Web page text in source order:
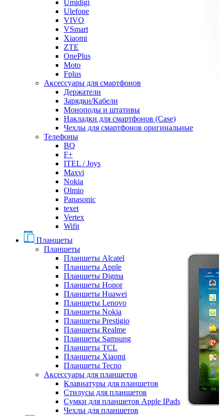
Umidigi
Ulefone
VIVO
VSmart
Xiaomi
ZTE
OnePlus
Moto
Fplus
Аксессуары для смартфонов
Держатели
Зарядки/Кабели
Моноподы и штативы
Накладки для смартфонов (Case)
Чехлы для смартфонов оригинальные
Телефоны
BQ
F+
ITEL / Joys
Maxvi
Nokia
Olmio
Panasonic
texet
Vertex
Wifit
Планшеты
Планшеты
Планшеты Alcatel
Планшеты Apple
Планшеты Digma
Планшеты Honor
Планшеты Huawei
Планшеты Lenovo
Планшеты Nokia
Планшеты Prestigio
Планшеты Realme
Планшеты Samsung
Планшеты TCL
Планшеты Xiaomi
Планшеты Tecno
Аксессуары для планшетов
Клавиатуры для планшетов
Стилусы для планшетов
Сумки для планшетов Apple IPads
Чехлы для планшетов